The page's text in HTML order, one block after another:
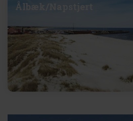
Ålbæk/Napstjert